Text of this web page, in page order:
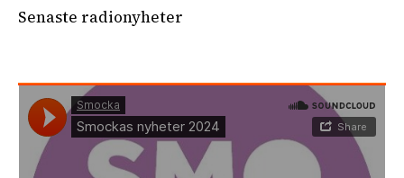
Senaste radionyheter